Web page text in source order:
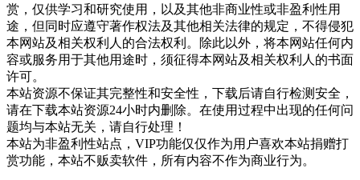
赏，仅供学习和研究使用，以及其他非商业性或非盈利性用
途，但同时应遵守著作权法及其他相关法律的规定，不得侵犯
本网站及相关权利人的合法权利。除此以外，将本网站任何内
容或服务用于其他用途时，须征得本网站及相关权利人的书面
许可。
本站资源不保证其完整性和安全性，下载后请自行检测安全，
请在下载本站资源24小时内删除。在使用过程中出现的任何问
题均与本站无关，请自行处理！
本站为非盈利性站点，VIP功能仅仅作为用户喜欢本站捐赠打
赏功能，本站不贩卖软件，所有内容不作为商业行为。